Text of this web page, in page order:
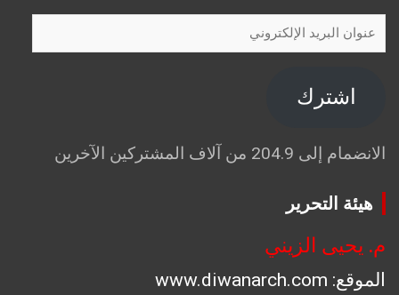
عنوان
البريد
اشترك
الانضمام إلى 204.9 من آلاف المشتركين الآخرين
هيئة التحرير
م. يحيى الزيني
الموقع: www.diwanarch.com